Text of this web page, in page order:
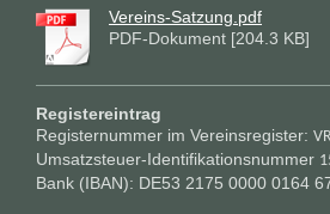
Vereins-Satzung.pdf
PDF-Dokument [204.3 KB]
Registereintrag
Registernummer im Vereinsregister:
Umsatzsteuer-Identifikationsnummer
Bank (IBAN): DE53 2175 0000 0164